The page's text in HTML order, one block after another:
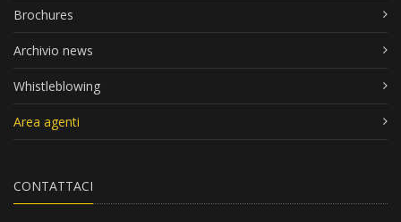
Brochures
Archivio news
Whistleblowing
Area agenti
CONTATTACI